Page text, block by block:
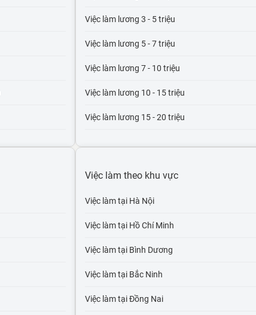
Việc làm lương 3 - 5 triệu
Việc làm lương 5 - 7 triệu
Việc làm lương 7 - 10 triệu
Việc làm lương 10 - 15 triệu
Việc làm lương 15 - 20 triệu
Việc làm theo khu vực
Việc làm tại Hà Nội
Việc làm tại Hồ Chí Minh
Việc làm tại Bình Dương
Việc làm tại Bắc Ninh
Việc làm tại Đồng Nai